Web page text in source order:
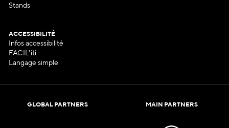
Stands
ACCESSIBILITÉ
Infos accessibilité
FACIL'iti
Langage simple
GLOBAL PARTNERS MAIN PARTNERS